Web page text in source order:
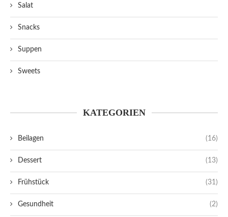
Salat
Snacks
Suppen
Sweets
KATEGORIEN
Beilagen (16)
Dessert (13)
Frühstück (31)
Gesundheit (2)